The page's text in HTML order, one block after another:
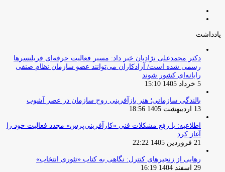
یادداشت
دکتر محمدعلی نژادیان خبر داد: مسیر فعالیت حرفه‌ای فریلنسرها
رسمی شده است/ آزادکاران می‌توانند عضو سازمان نظام صنفی
رایانه‌ای کشور شوند
5 خرداد 1405 15:10
بالندگی سازمانی؛ هنر بازآفرینی روح سازمان در عصر آشوب
13 اردیبهشت 1405 18:56
اطلاعیه: با رفع مشکلات فنی «کارآفرینی‌پرس» مجدد فعالیت خود را
آغاز کرد
21 فروردین 1405 22:22
رهایی از زنجیرهای کنترل: نگاهی به کتاب «تئوری انتخاب»
29 اسفند 1404 16:19